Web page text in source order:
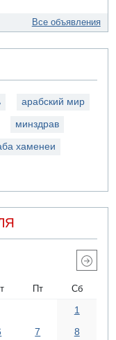
Все объявления
арабский мир
минздрав
хаменеи
Пт Сб
1
7
8